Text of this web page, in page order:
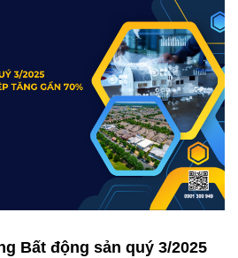
Bất động sản quý 3/2025